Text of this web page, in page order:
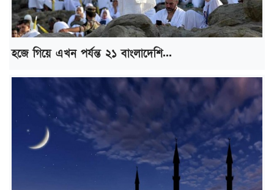
হজে গিয়ে এখন পর্যন্ত ২১ বাংলাদেশি...